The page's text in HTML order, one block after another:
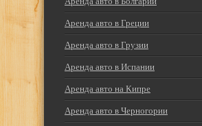
Аренда авто в Греции
Аренда авто в Грузии
Аренда авто в Испании
Аренда авто на Кипре
Аренда авто в Черногории